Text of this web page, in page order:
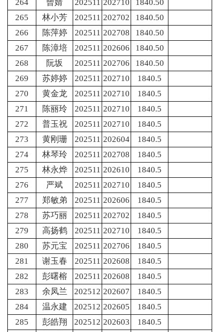
264
曾婧 202511 202710
1840.50
265
林小芳 202511 202702
1840.50
266
陈萍婷 202511 202708
1840.50
267
陈漳培 202511 202606
1840.50
268
阮坂 202511 202706
1840.50
269
苏婷婷 202511 202710
1840.5
270
黄金龙 202511 202710
1840.5
271
陈丽玲 202511 202710
1840.5
272
普玉祝 202511 202710
1840.5
273
黄刚珊 202511 202604
1840.5
274
林琴玲 202511 202708
1840.5
275
林永烨 202511 202610
1840.5
276
严斌 202511 202710
1840.5
277
郑敏弟 202511 202606
1840.5
278
苏巧丽 202511 202702
1840.5
279
高扬鹤 202511 202710
1840.5
280
苏元宝 202511 202706
1840.5
281
谢玉春 202511 202608
1840.5
282
彭曙榕 202511 202608
1840.5
283
余凤兰 202512 202607
1840.5
284
温永建 202512 202605
1840.5
285
彭皓翔 202512 202603
1840.5